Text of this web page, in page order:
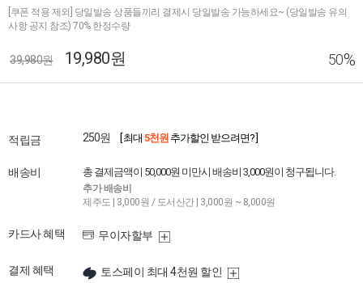
[쿠폰 적용 제외] 당일발송 상품들끼리 결제시 당일발송 가능하세요~ (당일발송 유의
사항 공지 참조) 70% 한정수량
39,980원 19,980원 50%
적립금 250원 [ 최대 5천원 추가할인 받으려면? ]
배송비 총 결제금액이 50,000원 미만시 배송비 3,000원이 청구됩니다.
추가 배송비
제주도 | 3,000원 / 도서산간 | 3,000원 ~ 8,000원
카드사 혜택 무이자할부
결제 혜택 토스페이 최대 4천원 할인